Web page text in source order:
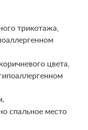
трикотажа,
цвета,
спальное место